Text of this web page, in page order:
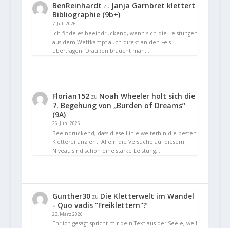
BenReinhardt zu Janja Garnbret klettert
Bibliographie (9b+)
7. Juli 2026
Ich finde es beeindruckend, wenn sich die Leistungen
aus dem Wettkampf auch direkt an den Fels
übertragen. Draußen braucht man…
Florian152zu Noah Wheeler holt sich die
7. Begehung von „Burden of Dreams“
(9A)
26. Juni 2026
Beeindruckend, dass diese Linie weiterhin die besten
Kletterer anzieht. Allein die Versuche auf diesem
Niveau sind schon eine starke Leistung.…
Gunther30zu Die Kletterwelt im Wandel
- Quo vadis "Freiklettern"?
23. März 2026
Ehrlich gesagt spricht mir dein Text aus der Seele, weil